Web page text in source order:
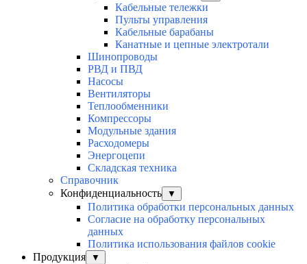
Кабельные тележки
Пульты управления
Кабельные барабаны
Канатные и цепные электротали
Шинопроводы
РВД и ПВД
Насосы
Вентиляторы
Теплообменники
Компрессоры
Модульные здания
Расходомеры
Энергоцепи
Складская техника
Справочник
Конфиденциальность
▼
Политика обработки персональных данных
Согласие на обработку персональных
данных
Политика использования файлов cookie
Продукция
▼